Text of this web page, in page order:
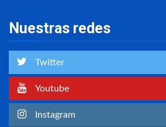
Nuestras redes
Twitter
Youtube
Instagram